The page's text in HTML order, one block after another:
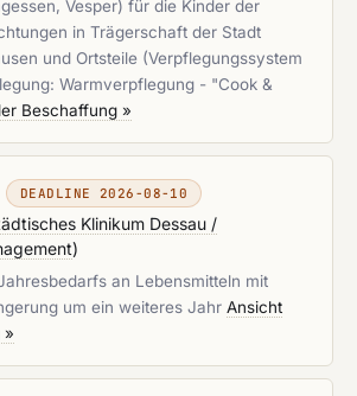
Vesper) für die Kinder der
in Trägerschaft der Stadt
und Ortsteile (Verpflegungssystem
Warmverpflegung - "Cook &
Beschaffung »
DEADLINE 2026-08-10
Klinikum Dessau /
)
an Lebensmitteln mit
um ein weiteres Jahr Ansicht
»